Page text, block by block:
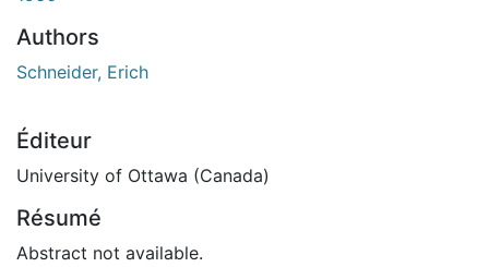
Authors
Schneider, Erich
Éditeur
University of Ottawa (Canada)
Résumé
Abstract not available.